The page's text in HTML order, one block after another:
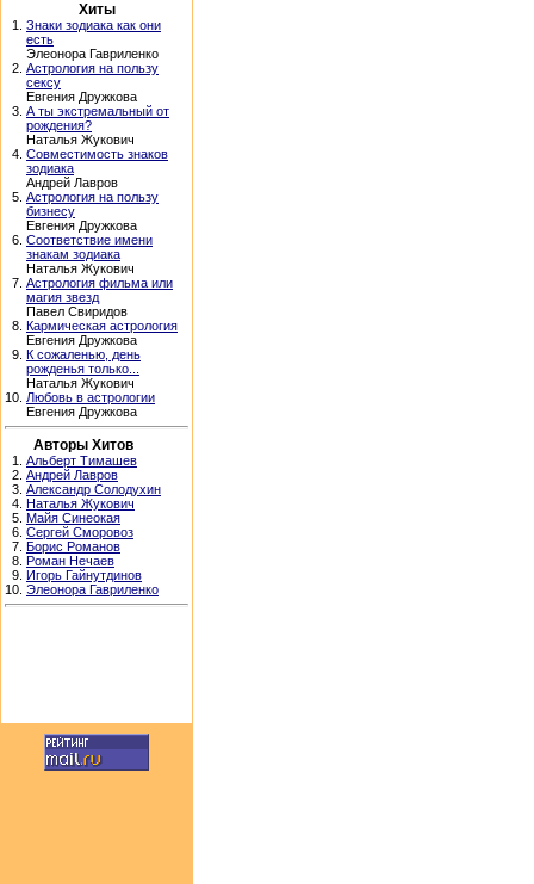
Хиты
1. Знаки зодиака как они
есть
Элеонора Гавриленко
2. Астрология на пользу
сексу
Евгения Дружкова
3. А ты экстремальный от
рождения?
Наталья Жукович
4. Совместимость знаков
зодиака
Андрей Лавров
5. Астрология на пользу
бизнесу
Евгения Дружкова
6. Соответствие имени
знакам зодиака
Наталья Жукович
7. Астрология фильма или
магия звезд
Павел Свиридов
8. Кармическая астрология
Евгения Дружкова
9. К сожаленью, день
рожденья только...
Наталья Жукович
10. Любовь в астрологии
Евгения Дружкова
Авторы Хитов
1. Альберт Тимашев
2. Андрей Лавров
3. Александр Солодухин
4. Наталья Жукович
5. Майя Синеокая
6. Сергей Сморовоз
7. Борис Романов
8. Роман Нечаев
9. Игорь Гайнутдинов
10. Элеонора Гавриленко